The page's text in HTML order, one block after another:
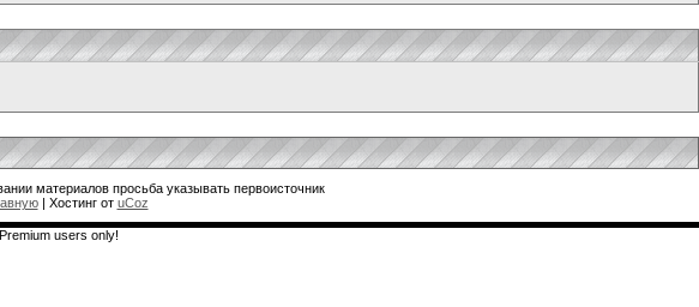
материалов просьба указывать первоисточник
| Хостинг от uCoz
users only!